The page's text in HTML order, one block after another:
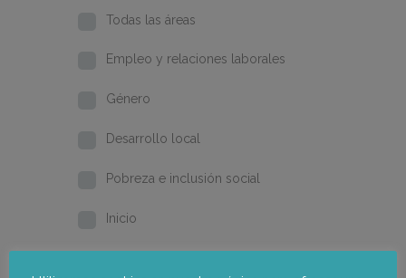
Todas las áreas
Empleo y relaciones laborales
Género
Desarrollo local
Pobreza e inclusión social
Inicio